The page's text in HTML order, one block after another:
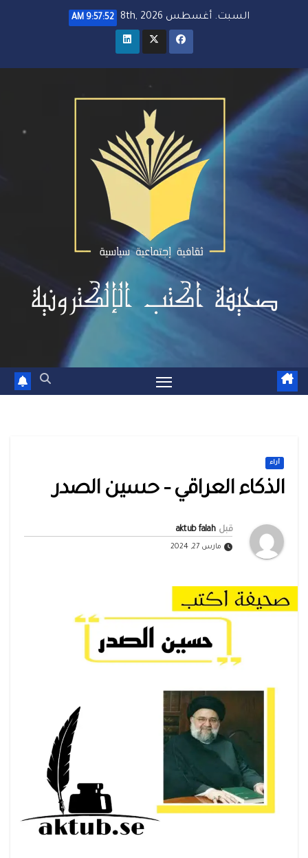
السبت. أغسطس 8th, 2026 9:57:53 AM
أراء
الذكاء العراقي – حسين الصدر
قبل aktub falah
مارس 27, 2024